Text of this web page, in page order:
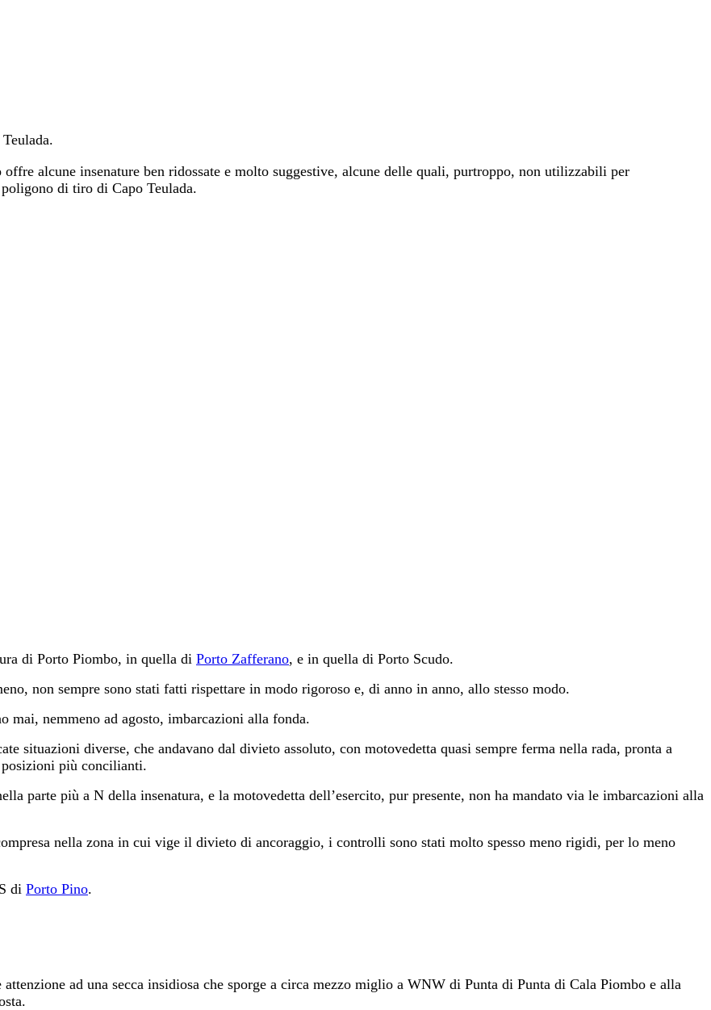
alcune insenature ben ridossate e molto suggestive, alcune delle quali, purtroppo, non utilizzabili per
di tiro di Capo Teulada.
di Porto Piombo, in quella di Porto Zafferano, e in quella di Porto Scudo.
non sempre sono stati fatti rispettare in modo rigoroso e, di anno in anno, allo stesso modo.
mai, nemmeno ad agosto, imbarcazioni alla fonda.
situazioni diverse, che andavano dal divieto assoluto, con motovedetta quasi sempre ferma nella rada, pronta a
posizioni più concilianti.
parte più a N della insenatura, e la motovedetta dell’esercito, pur presente, non ha mandato via le imbarcazioni alla
nella zona in cui vige il divieto di ancoraggio, i controlli sono stati molto spesso meno rigidi, per lo meno
di Porto Pino.
ad una secca insidiosa che sporge a circa mezzo miglio a WNW di Punta di Punta di Cala Piombo e alla